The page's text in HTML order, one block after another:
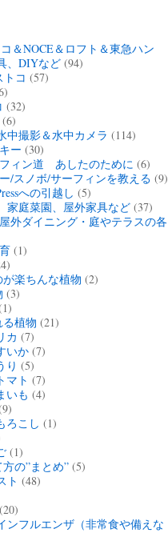
＆NOCE＆ロフト＆東急ハン
、DIYなど (94)
コ (57)
(32)
(6)
中撮影＆水中カメラ (114)
ー (30)
ィン道 あしたのために (6)
/スノボ/サーフィンを教える (9)
への引越し (5)
家庭菜園、屋外家具など (37)
外ダイニング・庭やテラスの各
(1)
楽ちんな植物 (2)
(3)
植物 (21)
カ (7)
いか(7)
り (5)
マト (7)
いも (4)
ろこし (1)
(1)
の”まとめ”(5)
ト (48)
(20)
ンフルエンザ（非常食や備えな